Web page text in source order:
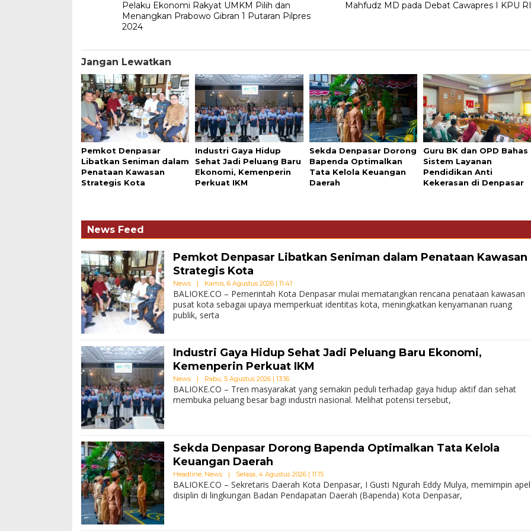
Pelaku Ekonomi Rakyat UMKM Pilih dan
Menangkan Prabowo Gibran 1 Putaran Pilpres
2024
Mahfudz MD pada Debat Cawapres I KPU RI
Jangan Lewatkan
Pemkot Denpasar
Libatkan Seniman dalam
Penataan Kawasan
Strategis Kota
Industri Gaya Hidup
Sehat Jadi Peluang Baru
Ekonomi, Kemenperin
Perkuat IKM
Sekda Denpasar Dorong
Bapenda Optimalkan
Tata Kelola Keuangan
Daerah
Guru BK dan OPD Bahas
Sistem Layanan
Pendidikan Anti
Kekerasan di Denpasar
News Feed
Pemkot Denpasar Libatkan Seniman dalam Penataan Kawasan
Strategis Kota
News | Kamis, 6 Agustus 2026 | 11:41
BALIOKE.CO – Pemerintah Kota Denpasar mulai mematangkan rencana penataan kawasan
pusat kota sebagai upaya memperkuat identitas kota, meningkatkan kenyamanan ruang
publik, serta
Industri Gaya Hidup Sehat Jadi Peluang Baru Ekonomi,
Kemenperin Perkuat IKM
News | Rabu, 5 Agustus 2026 | 13:16
BALIOKE.CO – Tren masyarakat yang semakin peduli terhadap gaya hidup aktif dan sehat
membuka peluang besar bagi industri nasional. Melihat potensi tersebut,
Sekda Denpasar Dorong Bapenda Optimalkan Tata Kelola
Keuangan Daerah
Headline News | Selasa, 4 Agustus 2026 | 11:15
BALIOKE.CO – Sekretaris Daerah Kota Denpasar, I Gusti Ngurah Eddy Mulya, memimpin apel
disiplin di lingkungan Badan Pendapatan Daerah (Bapenda) Kota Denpasar,